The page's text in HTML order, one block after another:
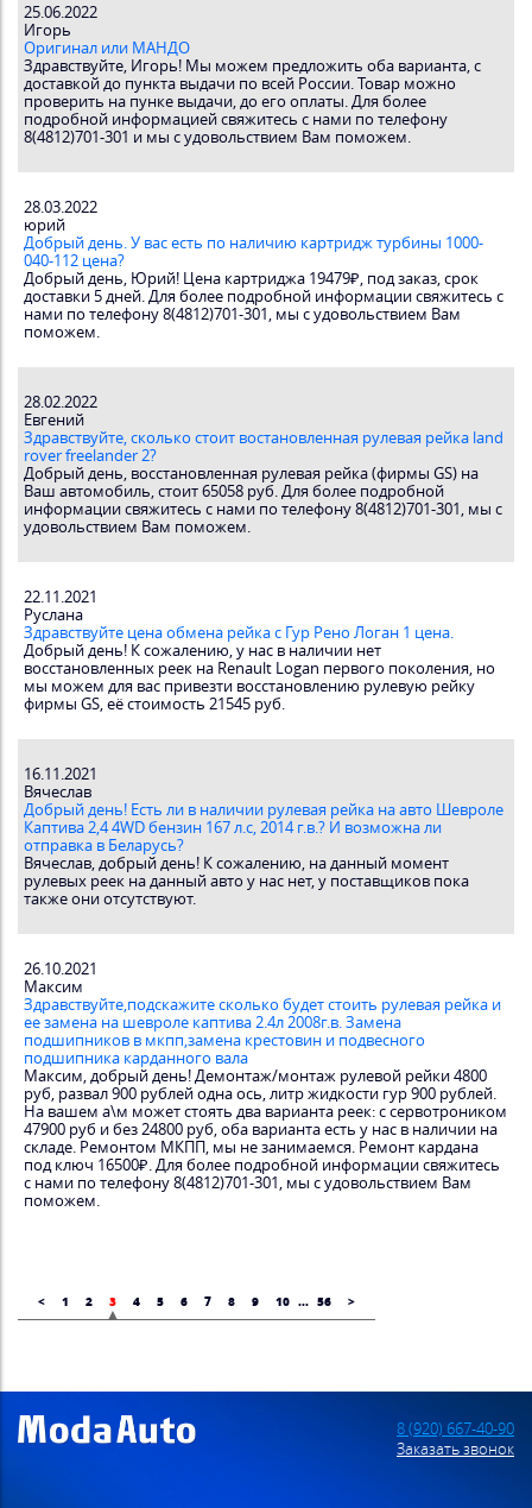
25.06.2022
Игорь
Оригинал или МАНДО
Здравствуйте, Игорь! Мы можем предложить оба варианта, с
доставкой до пункта выдачи по всей России. Товар можно
проверить на пунке выдачи, до его оплаты. Для более
подробной информацией свяжитесь с нами по телефону
8(4812)701-301 и мы с удовольствием Вам поможем.
28.03.2022
юрий
Добрый день. У вас есть по наличию картридж турбины 1000-
040-112 цена?
Добрый день, Юрий! Цена картриджа 19479₽, под заказ, срок
доставки 5 дней. Для более подробной информации свяжитесь с
нами по телефону 8(4812)701-301, мы с удовольствием Вам
поможем.
28.02.2022
Евгений
Здравствуйте, сколько стоит востановленная рулевая рейка land
rover freelander 2?
Добрый день, восстановленная рулевая рейка (фирмы GS) на
Ваш автомобиль, стоит 65058 руб. Для более подробной
информации свяжитесь с нами по телефону 8(4812)701-301, мы с
удовольствием Вам поможем.
22.11.2021
Руслана
Здравствуйте цена обмена рейка с Гур Рено Логан 1 цена.
Добрый день! К сожалению, у нас в наличии нет
восстановленных реек на Renault Logan первого поколения, но
мы можем для вас привезти восстановлению рулевую рейку
фирмы GS, её стоимость 21545 руб.
16.11.2021
Вячеслав
Добрый день! Есть ли в наличии рулевая рейка на авто Шевроле
Каптива 2,4 4WD бензин 167 л.с, 2014 г.в.? И возможна ли
отправка в Беларусь?
Вячеслав, добрый день! К сожалению, на данный момент
рулевых реек на данный авто у нас нет, у поставщиков пока
также они отсутствуют.
26.10.2021
Максим
Здравствуйте,подскажите сколько будет стоить рулевая рейка и
ее замена на шевроле каптива 2.4л 2008г.в. Замена
подшипников в мкпп,замена крестовин и подвесного
подшипника карданного вала
Максим, добрый день! Демонтаж/монтаж рулевой рейки 4800
руб, развал 900 рублей одна ось, литр жидкости гур 900 рублей.
На вашем а\м может стоять два варианта реек: с сервотроником
47900 руб и без 24800 руб, оба варианта есть у нас в наличии на
складе. Ремонтом МКПП, мы не занимаемся. Ремонт кардана
под ключ 16500₽. Для более подробной информации свяжитесь
с нами по телефону 8(4812)701-301, мы с удовольствием Вам
поможем.
< 1 2 3 4 5 6 7 8 9 10 ... 56 >
8 (920) 667-40-90
Заказать звонок